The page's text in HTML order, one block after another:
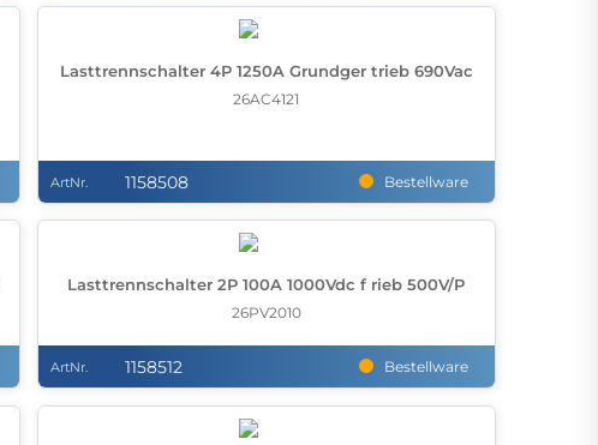
Lasttrennschalter 4P 1250A Grundger trieb 690Vac
26AC4121
ArtNr. 1158508 Bestellware
Lasttrennschalter 2P 100A 1000Vdc f rieb 500V/P
26PV2010
ArtNr. 1158512 Bestellware